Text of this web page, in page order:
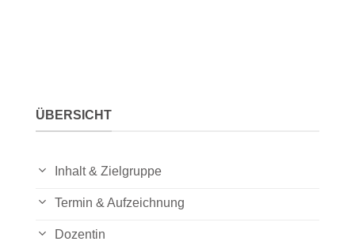
ÜBERSICHT
Inhalt & Zielgruppe
Termin & Aufzeichnung
Dozentin